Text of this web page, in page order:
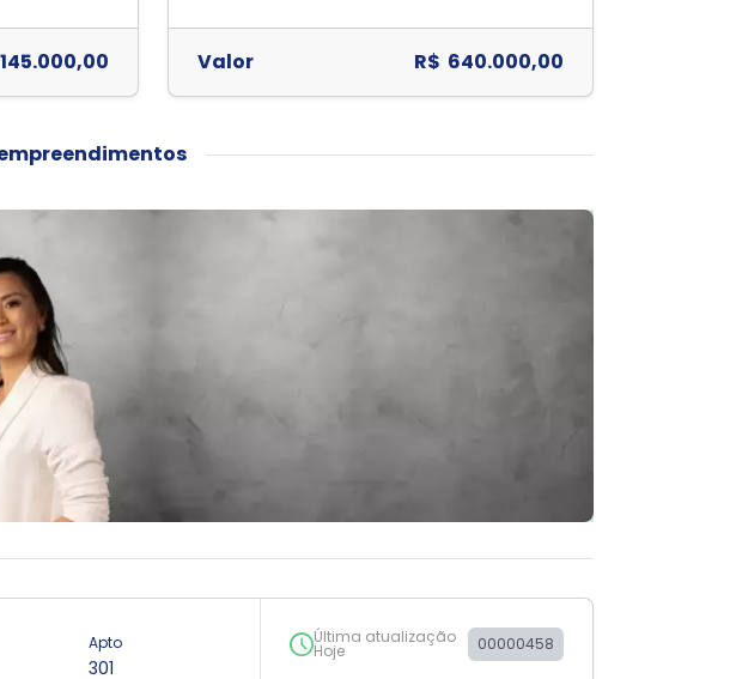
Valor R$ 640.000,00
Apto
301
Última atualização
Hoje 00000458